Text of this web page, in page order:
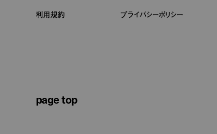
利用規約 プライバシーポリシー
page top